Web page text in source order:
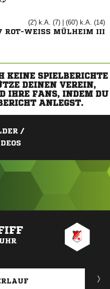
(2') k.A. (7) | (60') k.A. (14)
ROT-WEISS MÜLHEIM III
KEINE SPIELBERICHTE
DEINEN VEREIN,
IHRE FANS, INDEM DU
ANLEGST.
/